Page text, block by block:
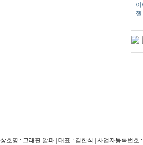
젤
상호명 : 그래핀 알파 | 대표 : 김한식 | 사업자등록번호 :